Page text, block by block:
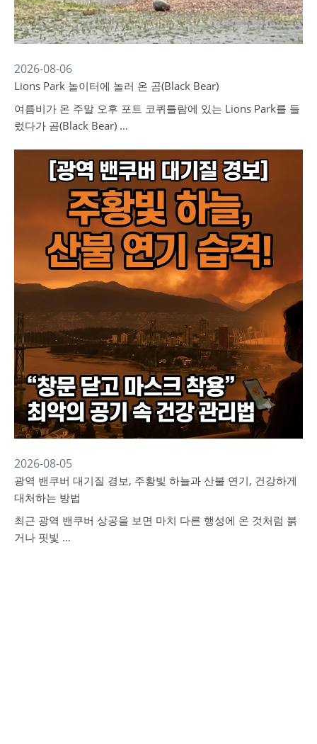
2026-08-06
Lions Park 놀이터에 놀러 온 곰(Black Bear)
여름비가 온 주말 오후 포트 코퀴틀람에 있는 Lions Park를 들
렀다가 곰(Black Bear) …
2026-08-05
광역 밴쿠버 대기질 경보, 주황빛 하늘과 산불 연기, 건강하게
대처하는 방법
최근 광역 밴쿠버 상공을 보면 마치 다른 행성에 온 것처럼 붉
거나 핏빛 …